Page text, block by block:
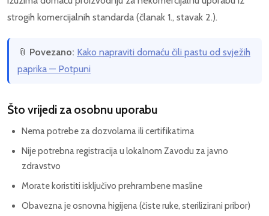
strogih komercijalnih standarda (članak 1., stavak 2.).
📎 Povezano: Kako napraviti domaću čili pastu od svježih
paprika — Potpuni
Što vrijedi za osobnu uporabu
Nema potrebe za dozvolama ili certifikatima
Nije potrebna registracija u lokalnom Zavodu za javno
zdravstvo
Morate koristiti isključivo prehrambene masline
Obavezna je osnovna higijena (čiste ruke, sterilizirani pribor)